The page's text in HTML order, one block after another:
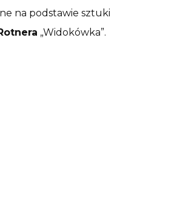
na podstawie sztuki
„Widokówka”.